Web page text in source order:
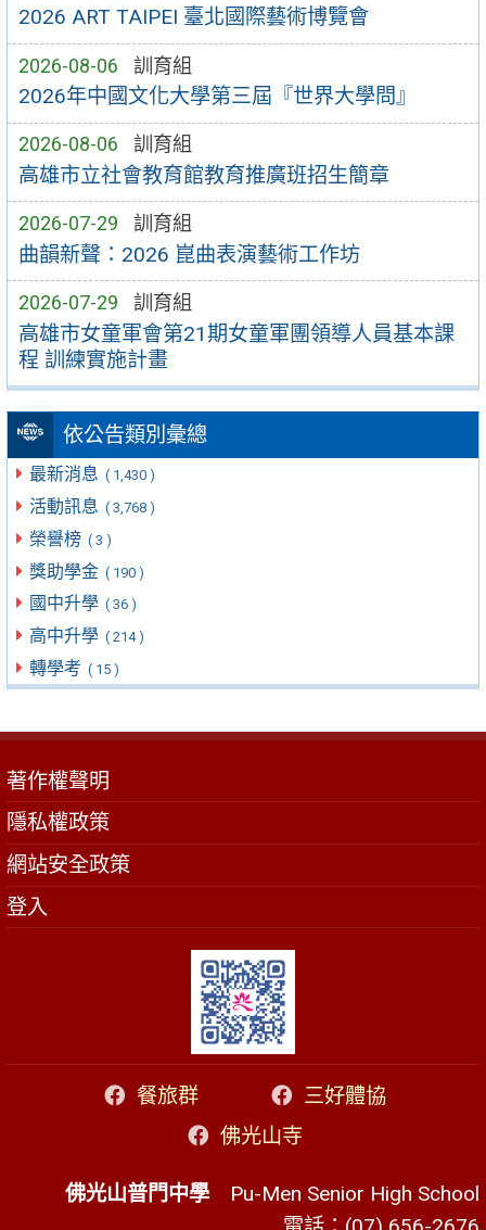
2026 ART TAIPEI 臺北國際藝術博覽會
2026-08-06 訓育組
2026年中國文化大學第三屆『世界大學問』
2026-08-06 訓育組
高雄市立社會教育館教育推廣班招生簡章
2026-07-29 訓育組
曲韻新聲：2026 崑曲表演藝術工作坊
2026-07-29 訓育組
高雄市女童軍會第21期女童軍團領導人員基本課
程 訓練實施計畫
依公告類別彙總
最新消息 ( 1,430 )
活動訊息 ( 3,768 )
榮譽榜 ( 3 )
獎助學金 ( 190 )
國中升學 ( 36 )
高中升學 ( 214 )
轉學考 ( 15 )
著作權聲明
隱私權政策
網站安全政策
登入
餐旅群
三好體協
佛光山寺
佛光山普門中學 Pu-Men Senior High School